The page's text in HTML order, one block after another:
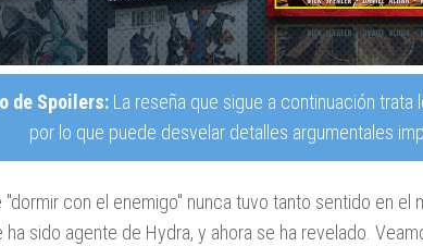
de Spoilers: La reseña que sigue a continuación
por lo que puede desvelar detalles argumentales
"dormir con el enemigo" nunca tuvo tanto sentido en el
ha sido agente de Hydra, y ahora se ha revelado.